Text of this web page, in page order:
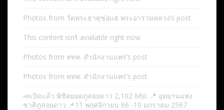
Photos from วัดพระธาตุช่อแฮ พระอารามหลวง’s post
This content isn’t available right now
Photos from ททท. สำนักงานแพร่’s post
Photos from ททท. สำนักงานแพร่’s post
📣เปิดแล้ว พิชิตยอดภูสอยดาว 2,102 Msl. 📍 อุทยานแห่ง
ชาติภูสอยดาว 📌11 พฤศจิกายน 66 -10 มกราคม 2567